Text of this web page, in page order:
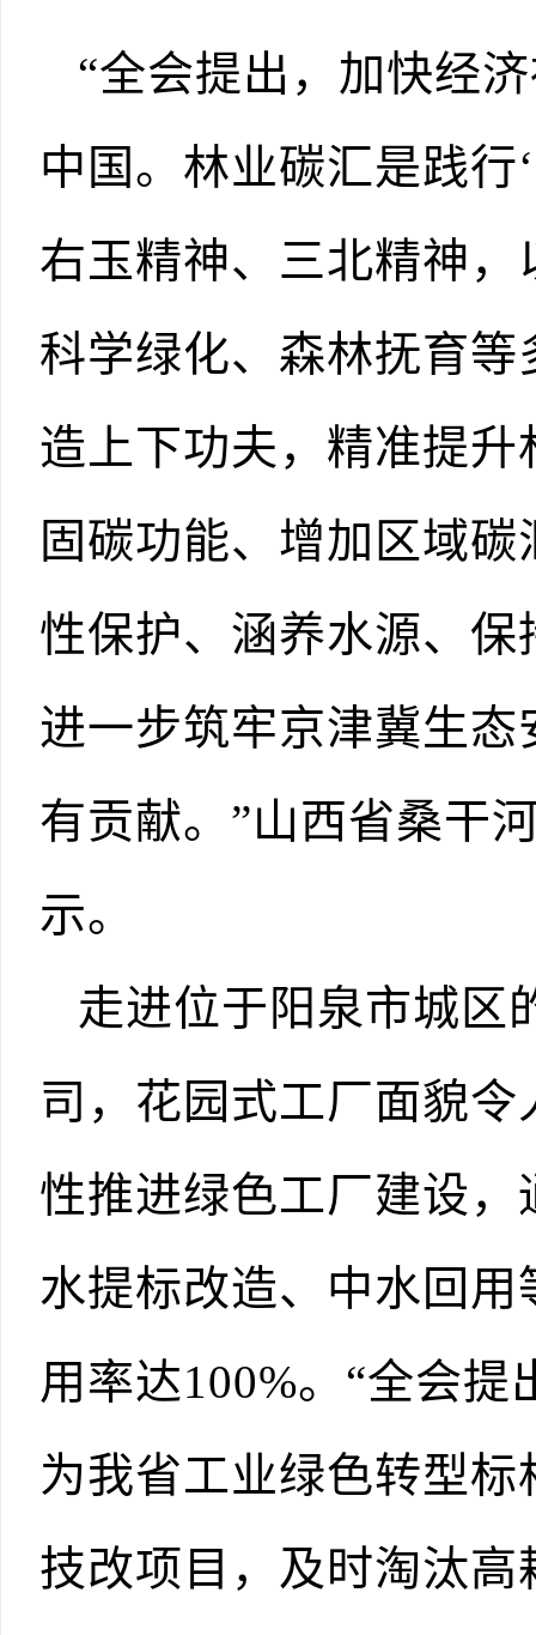
“全会提出，加快经
中国。林业碳汇是践行
右玉精神、三北精神
科学绿化、森林抚育
造上下功夫，精准提
固碳功能、增加区域
性保护、涵养水源、
进一步筑牢京津冀生
有贡献。”山西省桑干
示。
走进位于阳泉市城区
司，花园式工厂面貌
性推进绿色工厂建设
水提标改造、中水回
用率达100%。“全会
为我省工业绿色转型
技改项目，及时淘汰